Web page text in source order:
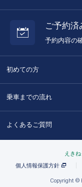
ご予約済
予約内容の
初めての方
乗車までの流れ
よくあるご質問
えき
個人情報保護方針
Copyright ©